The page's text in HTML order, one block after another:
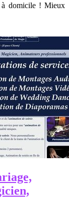
à domicile ! Mieux